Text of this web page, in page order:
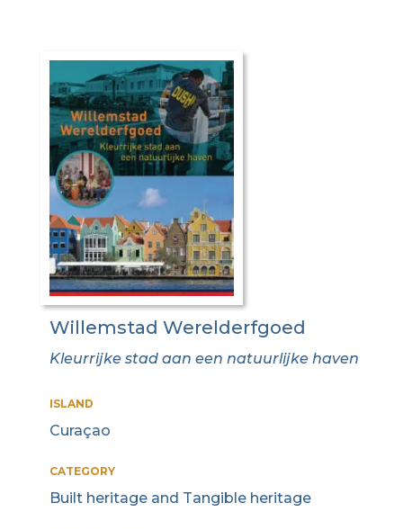
Willemstad Werelderfgoed
Kleurrijke stad aan een natuurlijke haven
ISLAND
Curaçao
CATEGORY
Built heritage and Tangible heritage